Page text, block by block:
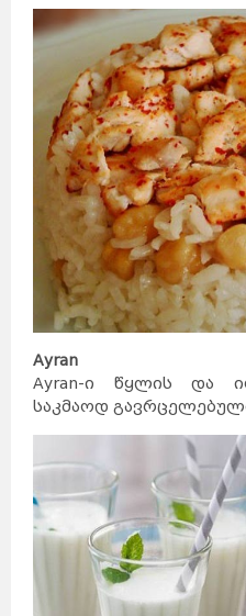
Ayran
Ayran-ი წყლის და
საკმაოდ